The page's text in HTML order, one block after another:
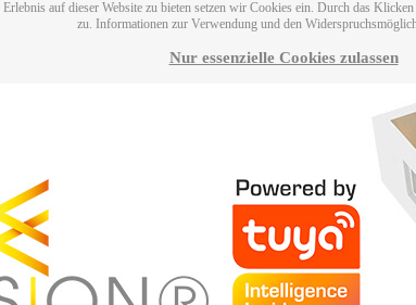
auf dieser Website zu bieten setzen wir Cookies ein. Durch das
zu. Informationen zur Verwendung und den
Nur essenzielle Cookies zulassen